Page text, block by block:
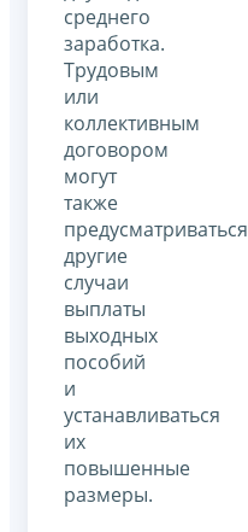
среднего
заработка.
Трудовым
или
коллективным
договором
могут
также
предусматриваться
другие
случаи
выплаты
выходных
пособий
и
устанавливаться
их
повышенные
размеры.